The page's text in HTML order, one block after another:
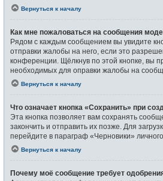
Вернуться к началу
Как мне пожаловаться на сообщения
Рядом с каждым сообщением вы увидите
отправки жалобы на него, если это
конференции. Щёлкнув по этой кнопке, вы
необходимых для оправки жалобы на
Вернуться к началу
Что означает кнопка «Сохранить» при
Эта кнопка позволяет вам сохранять
закончить и отправить их позже. Для
перейдите в параграф «Черновики»
Вернуться к началу
Почему моё сообщение требует